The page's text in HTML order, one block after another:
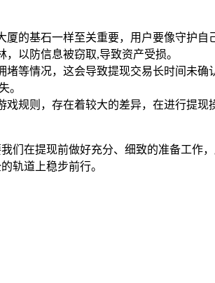
厦的基石一样至关重要，用户要像守护
以防信息被窃取,导致资产受损。
等情况，这会导致提现交易长时间未
。
规则，存在着较大的差异，在进行提
们在提现前做好充分、细致的准备工作
轨道上稳步前行。